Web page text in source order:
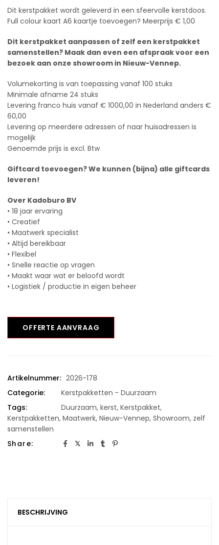
Dit kerstpakket wordt geleverd in een sfeervolle kerstdoos.
Full colour kaart A6 kaartje toevoegen? Meerprijs € 1,00
Dit kerstpakket aanpassen of zelf een kerstpakket
samenstellen? Maak dan even een afspraak voor een
bezoek aan onze showroom in Nieuw-Vennep.
Volumekorting is van toepassing vanaf 100 stuks
Minimale afname 24 stuks
Levering franco huis vanaf € 1000,00 in Nederland anders €
60,00
Levering op meerdere adressen of naar huisadressen is
mogelijk
Genoemde prijs is excl. Btw
Giftcard toevoegen? We kunnen (bijna) alle giftcards
leveren!
Over Kadoburo BV
• 18 jaar ervaring
• Creatief
• Maatwerk specialist
• Altijd bereikbaar
• Flexibel
• Snelle reactie op vragen
• Maakt waar wat er beloofd wordt
• Logistiek / productie in eigen beheer
OFFERTE AANVRAAG
Artikelnummer: 2026-178
Categorie:
Kerstpakketten - Duurzaam
Tags:
Duurzaam, kerst, Kerstpakket,
Kerstpakketten, Maatwerk, Nieuw-Vennep, Showroom, zelf
samenstellen
Share:
BESCHRIJVING